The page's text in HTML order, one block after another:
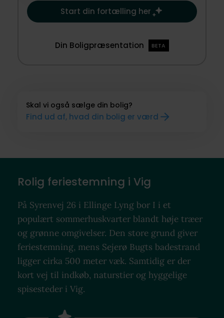
Start din fortælling her
Din Boligpræsentation BETA
Skal vi også sælge din bolig?
Find ud af, hvad din bolig er værd
Rolig feriestemning i Vig
På Syrenvej 26 i Ellinge Lyng bor I i et
populært sommerhuskvarter blandt høje træer
og grønne omgivelser. Den store grund giver
feriestemning, mens Sejerø Bugts badestrand
ligger cirka 500 meter væk. Samtidig er der
kort vej til indkøb, naturstier og hyggelige
spisesteder i Vig.